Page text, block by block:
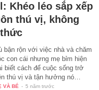
Khéo léo sắp xếp
thú vị, không
bận rộn với việc nhà và chăm
con cái nhưng mẹ bỉm hiện
biết cách để cuộc sống trở
thú vị và tận hưởng nó…
VÀ BÉ - 5 năm trước